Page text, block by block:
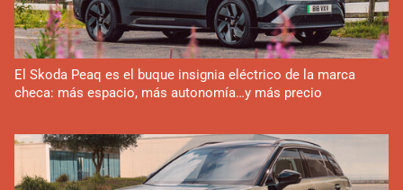
El Skoda Peaq es el buque insignia eléctrico de la marca
checa: más espacio, más autonomía…y más precio